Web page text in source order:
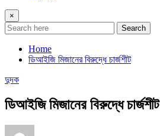
×
Search
Home
ডিআইজি মিজানের বিরুদ্ধে চার্জশীট
দুদক
ডিআইজি মিজানের বিরুদ্ধে চার্জশীট